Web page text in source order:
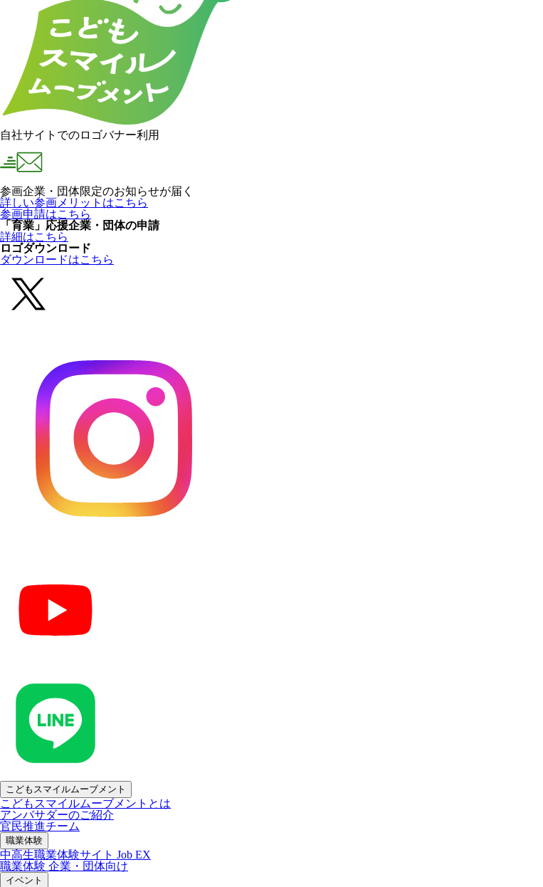
自社サイトでのロゴバナー利用
参画企業・団体限定のお知らせが届く
詳しい参画メリットはこちら
参画申請はこちら
「育業」応援企業・団体の申請
詳細はこちら
ロゴダウンロード
ダウンロードはこちら
こどもスマイルムーブメント
こどもスマイルムーブメントとは
アンバサダーのご紹介
官民推進チーム
職業体験
中高生職業体験サイト Job EX
職業体験 企業・団体向け
イベント